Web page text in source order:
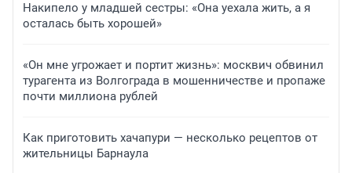
Накипело у младшей сестры: «Она уехала жить, а я
осталась быть хорошей»
«Он мне угрожает и портит жизнь»: москвич обвинил
турагента из Волгограда в мошенничестве и пропаже
почти миллиона рублей
Как приготовить хачапури — несколько рецептов от
жительницы Барнаула